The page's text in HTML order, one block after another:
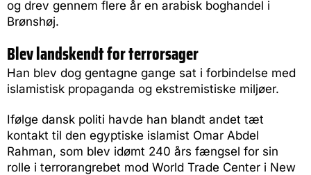
og drev gennem flere år en arabisk boghandel i
Brønshøj.
Blev landskendt for terrorsager
Han blev dog gentagne gange sat i forbindelse med
islamistisk propaganda og ekstremistiske miljøer.
Ifølge dansk politi havde han blandt andet tæt
kontakt til den egyptiske islamist Omar Abdel
Rahman, som blev idømt 240 års fængsel for sin
rolle i terrorangrebet mod World Trade Center i New